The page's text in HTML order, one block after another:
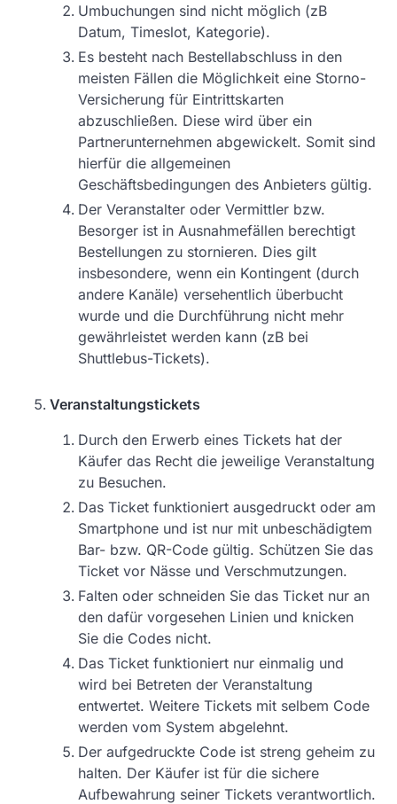
Umbuchungen sind nicht möglich (zB
Datum, Timeslot, Kategorie).
Es besteht nach Bestellabschluss in den
meisten Fällen die Möglichkeit eine Storno-
Versicherung für Eintrittskarten
abzuschließen. Diese wird über ein
Partnerunternehmen abgewickelt. Somit sind
hierfür die allgemeinen
Geschäftsbedingungen des Anbieters gültig.
Der Veranstalter oder Vermittler bzw.
Besorger ist in Ausnahmefällen berechtigt
Bestellungen zu stornieren. Dies gilt
insbesondere, wenn ein Kontingent (durch
andere Kanäle) versehentlich überbucht
wurde und die Durchführung nicht mehr
gewährleistet werden kann (zB bei
Shuttlebus-Tickets).
Veranstaltungstickets
Durch den Erwerb eines Tickets hat der
Käufer das Recht die jeweilige Veranstaltung
zu Besuchen.
Das Ticket funktioniert ausgedruckt oder am
Smartphone und ist nur mit unbeschädigtem
Bar- bzw. QR-Code gültig. Schützen Sie das
Ticket vor Nässe und Verschmutzungen.
Falten oder schneiden Sie das Ticket nur an
den dafür vorgesehen Linien und knicken
Sie die Codes nicht.
Das Ticket funktioniert nur einmalig und
wird bei Betreten der Veranstaltung
entwertet. Weitere Tickets mit selbem Code
werden vom System abgelehnt.
Der aufgedruckte Code ist streng geheim zu
halten. Der Käufer ist für die sichere
Aufbewahrung seiner Tickets verantwortlich.